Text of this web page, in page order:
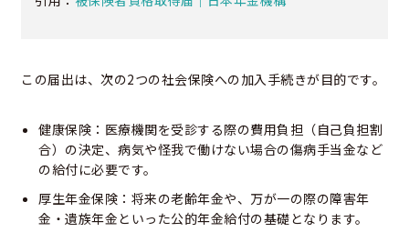
この届出は、次の2つの社会保険への加入手続きが目的です。
健康保険：医療機関を受診する際の費用負担（自己負担割
合）の決定、病気や怪我で働けない場合の傷病手当金など
の給付に必要です。
厚生年金保険：将来の老齢年金や、万が一の際の障害年
金・遺族年金といった公的年金給付の基礎となります。